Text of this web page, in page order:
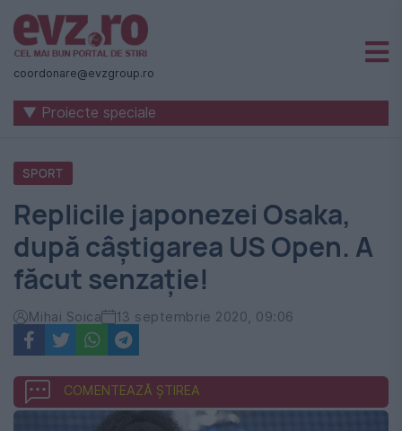
Știri
naționale
internaționale
România
-
Evenimentul
Zilei
coordonare@evzgroup.ro
▼ Proiecte speciale
SPORT
Replicile japonezei Osaka,
după câștigarea US Open. A
făcut senzație!
Mihai Soica 13 septembrie 2020, 09:06
COMENTEAZĂ ȘTIREA